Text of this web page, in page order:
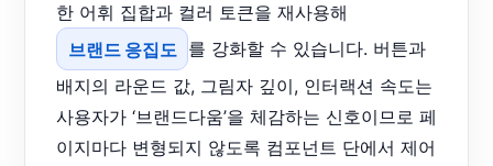
한 어휘 집합과 컬러 토큰을 재사용해
브랜드 응집도 를 강화할 수 있습니다. 버튼과
배지의 라운드 값, 그림자 깊이, 인터랙션 속도는
사용자가 ‘브랜드다움’을 체감하는 신호이므로 페
이지마다 변형되지 않도록 컴포넌트 단에서 제어